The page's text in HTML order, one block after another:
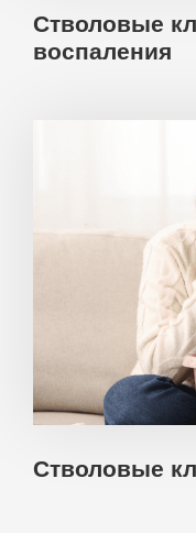
Стволовые
воспаления
Стволовые